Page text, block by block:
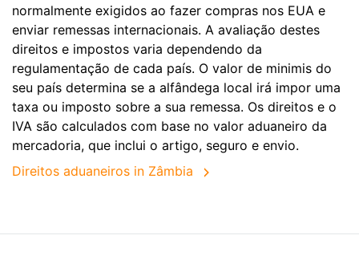
normalmente exigidos ao fazer compras nos EUA e
enviar remessas internacionais. A avaliação destes
direitos e impostos varia dependendo da
regulamentação de cada país. O valor de minimis do
seu país determina se a alfândega local irá impor uma
taxa ou imposto sobre a sua remessa. Os direitos e o
IVA são calculados com base no valor aduaneiro da
mercadoria, que inclui o artigo, seguro e envio.
Direitos aduaneiros in Zâmbia